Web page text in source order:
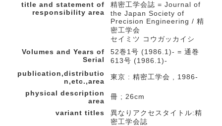
title and statement of
responsibility area
精密工学会誌 = Journal of
the Japan Society of
Precision Engineering / 精
密工学会
セイミツ コウガッカイシ
Volumes and Years of
Serial
52巻1号 (1986.1)- = 通巻
613号 (1986.1)-
publication,distributio
n,etc.,area
東京 : 精密工学会 , 1986-
physical description
area
冊 ; 26cm
variant titles
異なりアクセスタイトル:精
密工学会誌